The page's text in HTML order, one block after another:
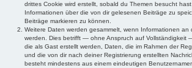
drittes Cookie wird erstellt, sobald du Themen besucht
Informationen über die von dir gelesenen Beiträge zu
Beiträge markieren zu können.
Weitere Daten werden gesammelt, wenn Informationen an
werden. Dies betrifft — ohne Anspruch auf Vollständigkeit
die als Gast erstellt werden, Daten, die im Rahmen der
und die von dir nach deiner Registrierung erstellten
besteht mindestens aus einem eindeutigen